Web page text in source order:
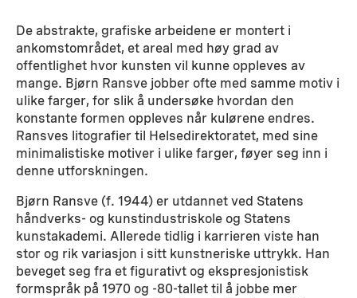
De abstrakte, grafiske arbeidene er montert i
ankomstområdet, et areal med høy grad av
offentlighet hvor kunsten vil kunne oppleves av
mange. Bjørn Ransve jobber ofte med samme motiv i
ulike farger, for slik å undersøke hvordan den
konstante formen oppleves når kulørene endres.
Ransves litografier til Helsedirektoratet, med sine
minimalistiske motiver i ulike farger, føyer seg inn i
denne utforskningen.
Bjørn Ransve (f. 1944) er utdannet ved Statens
håndverks- og kunstindustriskole og Statens
kunstakademi. Allerede tidlig i karrieren viste han
stor og rik variasjon i sitt kunstneriske uttrykk. Han
beveget seg fra et figurativt og ekspresjonistisk
formspråk på 1970 og -80-tallet til å jobbe mer